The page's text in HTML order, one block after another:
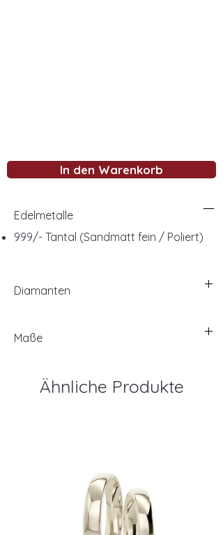
In den Warenkorb
Edelmetalle
999/- Tantal (Sandmatt fein / Poliert)
Diamanten
Maße
Ähnliche Produkte